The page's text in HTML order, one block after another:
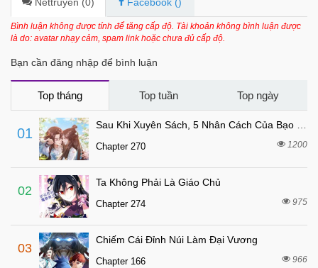
Chapter 17 8 tháng trước
8 tháng trước
Chapter 14 8 tháng trước
Chapter 13
Chapter 12.1
Chapter 12
Chapter 11 8 tháng trước
Chapter 10
Chapter 8.1
Chapter 8
Bình luận không được tính để tăng cấp độ. Tài khoản không bình luận được
là do: avatar nhạy cảm, spam link hoặc chưa đủ cấp độ.
Bạn cần đăng nhập để bình luận
Top tháng Top tuần Top ngày
01
Chapter 270 1200
02
Ta Không Phải Là Giáo Chủ
Chapter 274 975
03
Chiếm Cái Đỉnh Núi Làm Đại Vương
Chapter 166 966